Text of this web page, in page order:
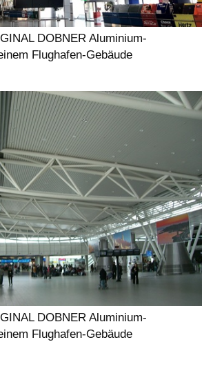
DOBNER Aluminium-
Flughafen-Gebäude
DOBNER Aluminium-
Flughafen-Gebäude